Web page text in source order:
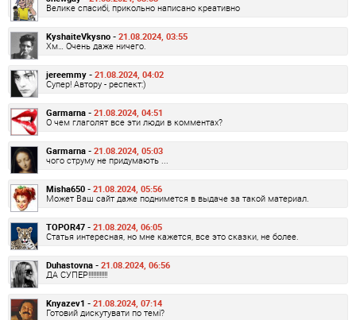
Велике спасибі, прикольно написано креативно
KyshaiteVkysno - 21.08.2024, 03:55
Хм… Очень даже ничего.
jereemmy - 21.08.2024, 04:02
Супер! Автору - респект:)
Garmarna - 21.08.2024, 04:51
О чем глаголят все эти люди в комментах?
Garmarna - 21.08.2024, 05:03
чого струму не придумають ...
Misha650 - 21.08.2024, 05:56
Может Ваш сайт даже поднимется в выдаче за такой материал.
TOPOR47 - 21.08.2024, 06:05
Статья интересная, но мне кажется, все это сказки, не более.
Duhastovna - 21.08.2024, 06:56
ДА СУПЕР!!!!!!!!!!!!
Knyazev1 - 21.08.2024, 07:14
Готовий дискутувати по темі?